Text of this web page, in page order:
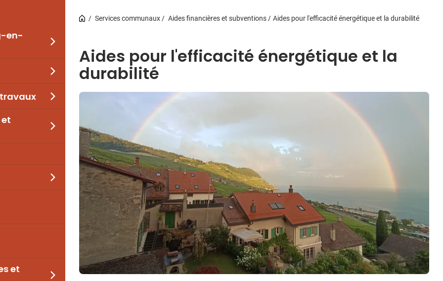
en-
et
Services communaux Aides financières et subventions Aides pour l'efficacité énergétique et la durabilité
Aides pour l'efficacité énergétique et la
durabilité